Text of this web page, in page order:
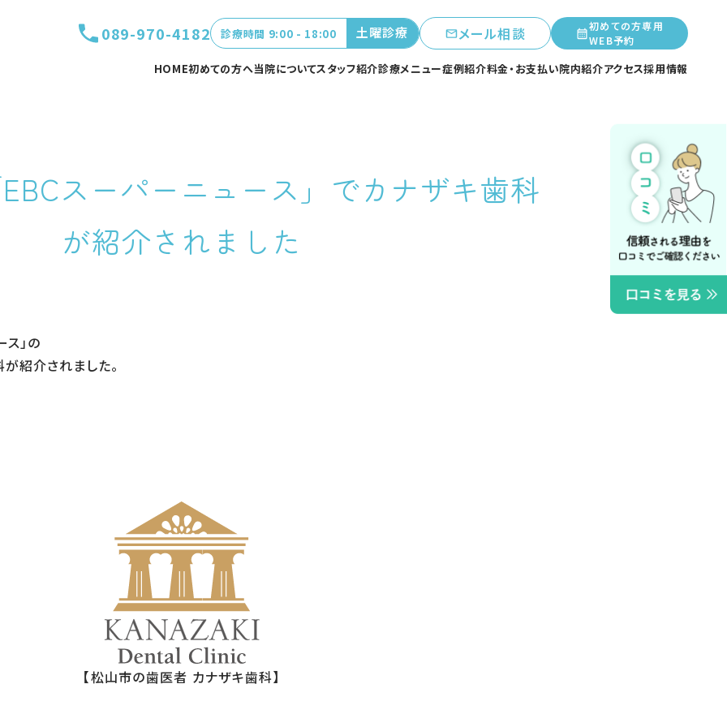
089-970-4182 診療時間 9:00 - 18:00 土曜診療 メール相談
初めての方専用
WEB予約
HOME初めての方へ当院についてスタッフ紹介診療メニュー症例紹介料金・お支払い院内紹介アクセス採用情報
スーパーニュース」でカナザキ歯科
が紹介されました
」の
紹介されました。
【松山市の歯医者 カナザキ歯科】